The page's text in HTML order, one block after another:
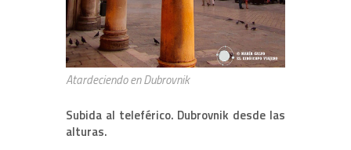
Atardeciendo en Dubrovnik
Subida al teleférico. Dubrovnik desde las
alturas.